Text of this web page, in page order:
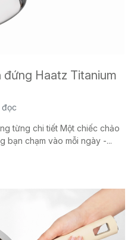
Haatz Titanium
đọc
từng chi tiết Một chiếc chảo
bạn chạm vào mỗi ngày -...